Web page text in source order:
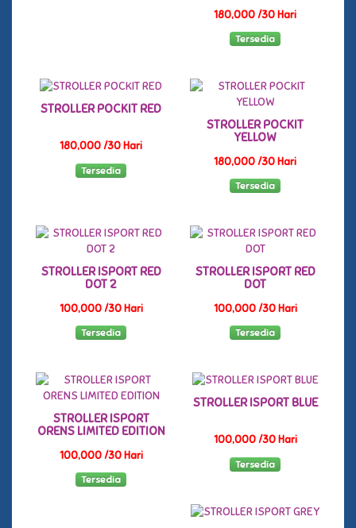
180,000 /30 Hari
Tersedia
STROLLER POCKIT RED
180,000 /30 Hari
Tersedia
STROLLER POCKIT
YELLOW
180,000 /30 Hari
Tersedia
STROLLER ISPORT RED
DOT 2
100,000 /30 Hari
Tersedia
STROLLER ISPORT RED
DOT
100,000 /30 Hari
Tersedia
STROLLER ISPORT
ORENS LIMITED EDITION
100,000 /30 Hari
Tersedia
STROLLER ISPORT BLUE
100,000 /30 Hari
Tersedia